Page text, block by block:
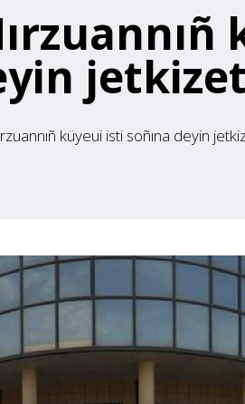
küyeui isti soñına deyin